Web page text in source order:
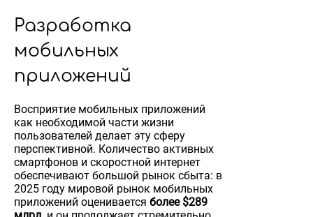
Разработка
мобильных
приложений
Восприятие мобильных приложений
как необходимой части жизни
пользователей делает эту сферу
перспективной. Количество активных
смартфонов и скоростной интернет
обеспечивают большой рынок сбыта: в
2025 году мировой рынок мобильных
приложений оценивается более $289